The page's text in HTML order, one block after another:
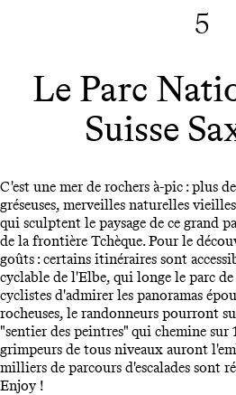
5
Le Parc
Suisse
C'est une mer de rochers à-pic : plus
gréseuses, merveilles naturelles
qui sculptent le paysage de ce grand
de la frontière Tchèque. Pour le
goûts : certains itinéraires sont
cyclable de l'Elbe, qui longe le parc
cyclistes d'admirer les panoramas
rocheuses, le randonneurs pourront
"sentier des peintres" qui chemine sur
grimpeurs de tous niveaux auront
milliers de parcours d'escalades sont
Enjoy !